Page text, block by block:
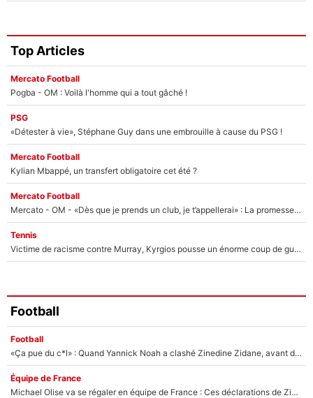
Top Articles
Mercato Football
Pogba - OM : Voilà l'homme qui a tout gâché !
PSG
«Détester à vie», Stéphane Guy dans une embrouille à cause du PSG !
Mercato Football
Kylian Mbappé, un transfert obligatoire cet été ?
Mercato Football
Mercato - OM - «Dès que je prends un club, je t’appellerai» : La promesse de Marcelino au moment de claquer la porte
Tennis
Victime de racisme contre Murray, Kyrgios pousse un énorme coup de gueule !
Football
Football
«Ça pue du c*l» : Quand Yannick Noah a clashé Zinedine Zidane, avant de se faire recadrer par le nouveau sélectionneur de l'équipe de France !
Équipe de France
Michael Olise va se régaler en équipe de France : Ces déclarations de Zinedine Zidane qui prouvent qu'il va tout miser sur la star du Bayern Munich !